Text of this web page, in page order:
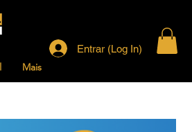
Mais
Entrar (Log In)